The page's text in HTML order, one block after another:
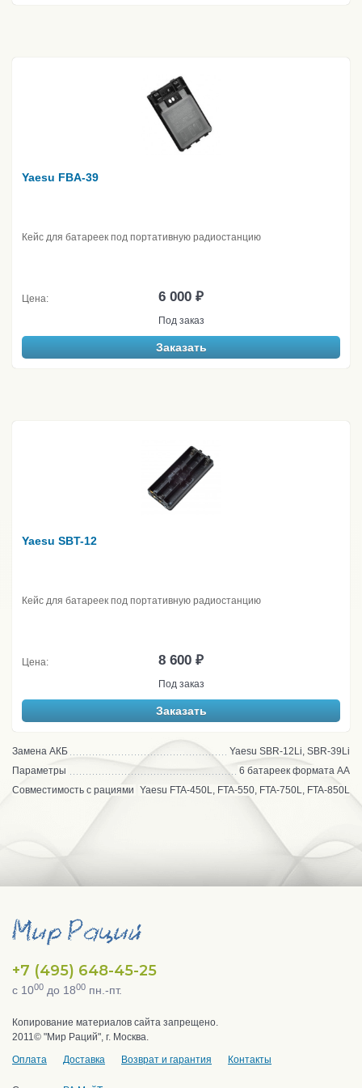
Yaesu FBA-39
Кейс для батареек под портативную радиостанцию
Цена: 6 000 ₽
Под заказ
Заказать
Yaesu SBT-12
Кейс для батареек под портативную радиостанцию
Цена: 8 600 ₽
Под заказ
Заказать
Замена АКБ
Yaesu SBR-12Li, SBR-39Li
Параметры
6 батареек формата АА
Совместимость с рациями Yaesu FTA-450L, FTA-550, FTA-750L, FTA-850L
+7 (495) 648-45-25
с 1000 до 1800 пн.-пт.
Копирование материалов сайта запрещено.
2011© "Мир Раций", г. Москва.
Оплата
Доставка Возврат и гарантия Контакты